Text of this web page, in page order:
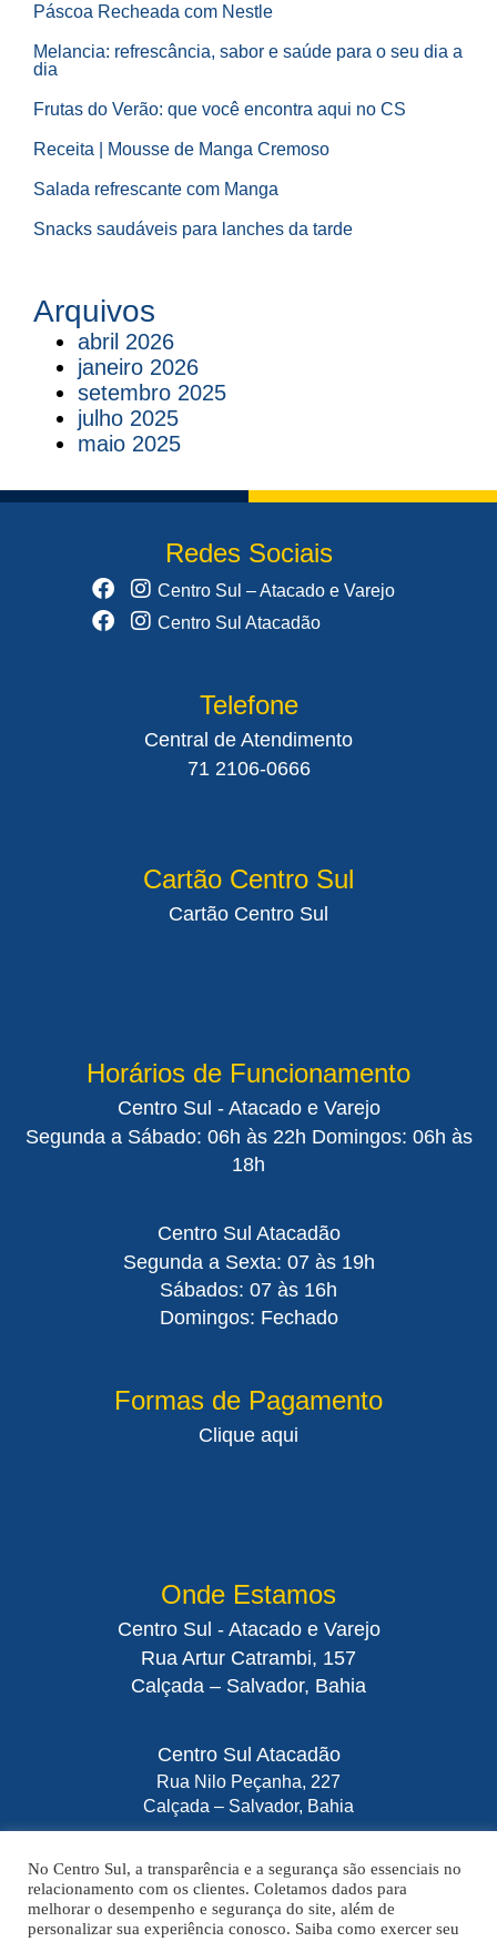
Páscoa Recheada com Nestle
Melancia: refrescância, sabor e saúde para o seu dia a
dia
Frutas do Verão: que você encontra aqui no CS
Receita | Mousse de Manga Cremoso
Salada refrescante com Manga
Snacks saudáveis para lanches da tarde
Arquivos
abril 2026
janeiro 2026
setembro 2025
julho 2025
maio 2025
Redes Sociais
Centro Sul – Atacado e Varejo
Centro Sul Atacadão
Telefone
Central de Atendimento
71 2106-0666
Cartão Centro Sul
Cartão Centro Sul
Horários de Funcionamento
Centro Sul - Atacado e Varejo
Segunda a Sábado: 06h às 22h Domingos: 06h às
18h
Centro Sul Atacadão
Segunda a Sexta: 07 às 19h
Sábados: 07 às 16h
Domingos: Fechado
Formas de Pagamento
Clique aqui
Onde Estamos
Centro Sul - Atacado e Varejo
Rua Artur Catrambi, 157
Calçada – Salvador, Bahia
Centro Sul Atacadão
Rua Nilo Peçanha, 227
Calçada – Salvador, Bahia
A VENDA E O CONSUMO DE BEBIDAS ALCOÓLICAS SÃO PROIBIDOS
No Centro Sul, a transparência e a segurança são essenciais no
relacionamento com os clientes. Coletamos dados para
melhorar o desempenho e segurança do site, além de
personalizar sua experiência conosco. Saiba como exercer seu